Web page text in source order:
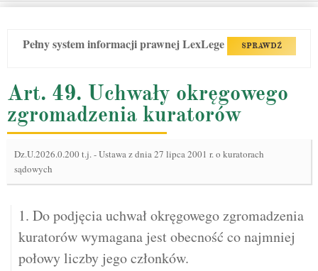
Pełny system informacji prawnej LexLege SPRAWDŹ
Art. 49. Uchwały okręgowego
zgromadzenia kuratorów
Dz.U.2026.0.200 t.j.-Ustawa z dnia 27 lipca 2001 r. o kuratorach
sądowych
1. Do podjęcia uchwał okręgowego zgromadzenia
kuratorów wymagana jest obecność co najmniej
połowy liczby jego członków.